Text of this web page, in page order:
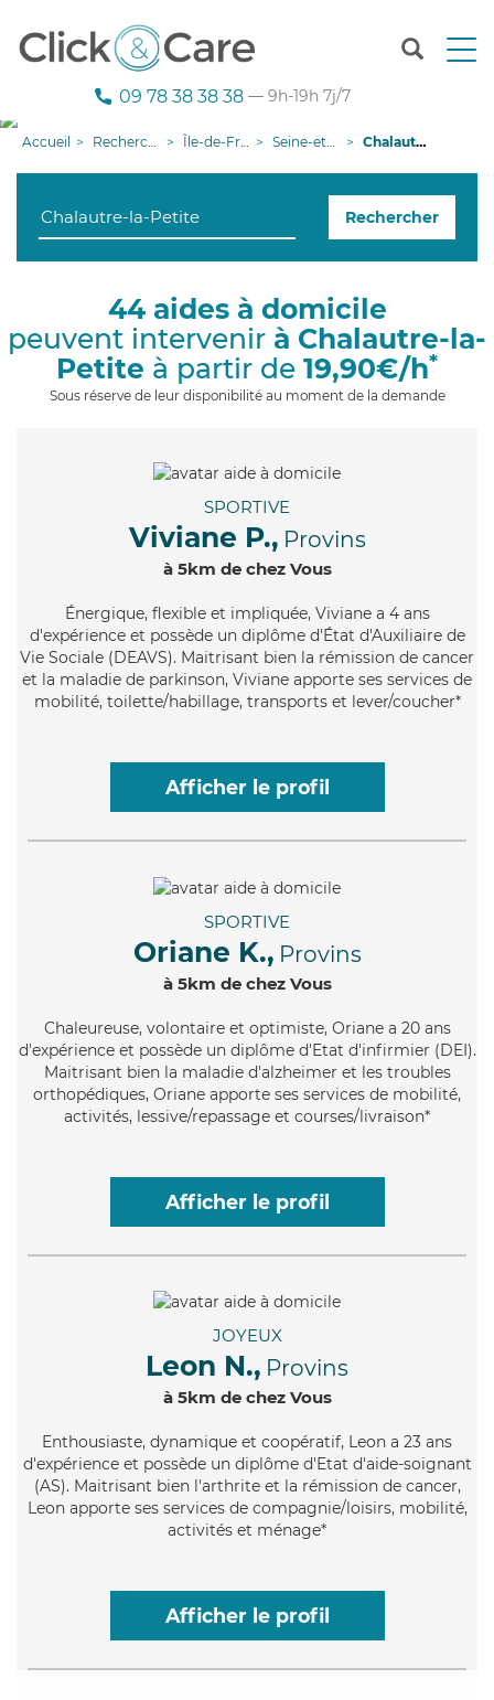
T
n
g
i
09 78 38 38 38 — 9h-19h 7j/7
Accueil Recherche aide à domicile Île-de-France Seine-et-Marne Chalautre-la-Petite
Rechercher
44 aides à domicile
peuvent intervenir à Chalautre-la-
Petite à partir de 19,90€/h*
Sous réserve de leur disponibilité au moment de la demande
SPORTIVE
Viviane P., Provins
à 5km de chez Vous
Énergique, flexible et impliquée, Viviane a 4 ans
d'expérience et possède un diplôme d'État d'Auxiliaire de
Vie Sociale (DEAVS). Maitrisant bien la rémission de cancer
et la maladie de parkinson, Viviane apporte ses services de
mobilité, toilette/habillage, transports et lever/coucher*
Afficher le profil
SPORTIVE
Oriane K., Provins
à 5km de chez Vous
Chaleureuse, volontaire et optimiste, Oriane a 20 ans
d'expérience et possède un diplôme d'Etat d'infirmier (DEI).
Maitrisant bien la maladie d'alzheimer et les troubles
orthopédiques, Oriane apporte ses services de mobilité,
activités, lessive/repassage et courses/livraison*
Afficher le profil
JOYEUX
Leon N., Provins
à 5km de chez Vous
Enthousiaste, dynamique et coopératif, Leon a 23 ans
d'expérience et possède un diplôme d'Etat d'aide-soignant
(AS). Maitrisant bien l'arthrite et la rémission de cancer,
Leon apporte ses services de compagnie/loisirs, mobilité,
activités et ménage*
Afficher le profil